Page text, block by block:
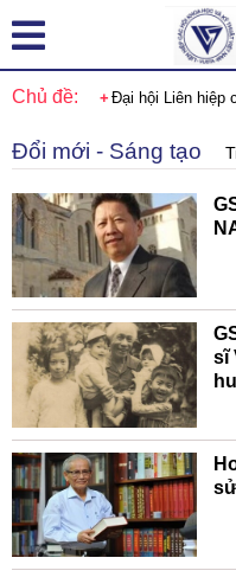
Chủ đề: Đại hội Liên hiệp
Đổi mới - Sáng tạo
sĩ